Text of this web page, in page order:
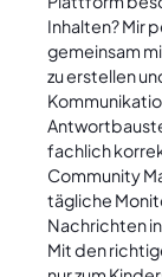
Inhalten? Mir
gemeinsam
zu erstellen
fachlich
Community
tägliche
Nachrichten
Mit den